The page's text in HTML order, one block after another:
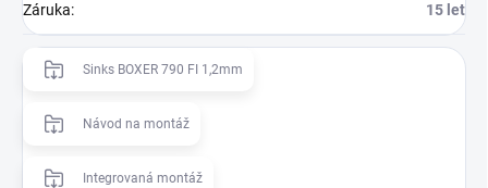
Záruka: 15 let
Sinks BOXER 790 FI 1,2mm
Návod na montáž
Integrovaná montáž